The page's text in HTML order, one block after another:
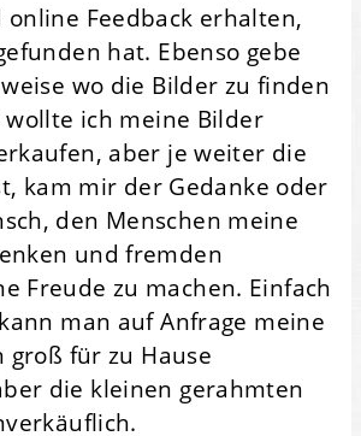
online Feedback erhalten,
hat. Ebenso gebe
wo die Bilder zu finden
wollte ich meine Bilder
aber je weiter die
kam mir der Gedanke oder
den Menschen meine
und fremden
Freude zu machen. Einfach
man auf Anfrage meine
groß für zu Hause
die kleinen gerahmten